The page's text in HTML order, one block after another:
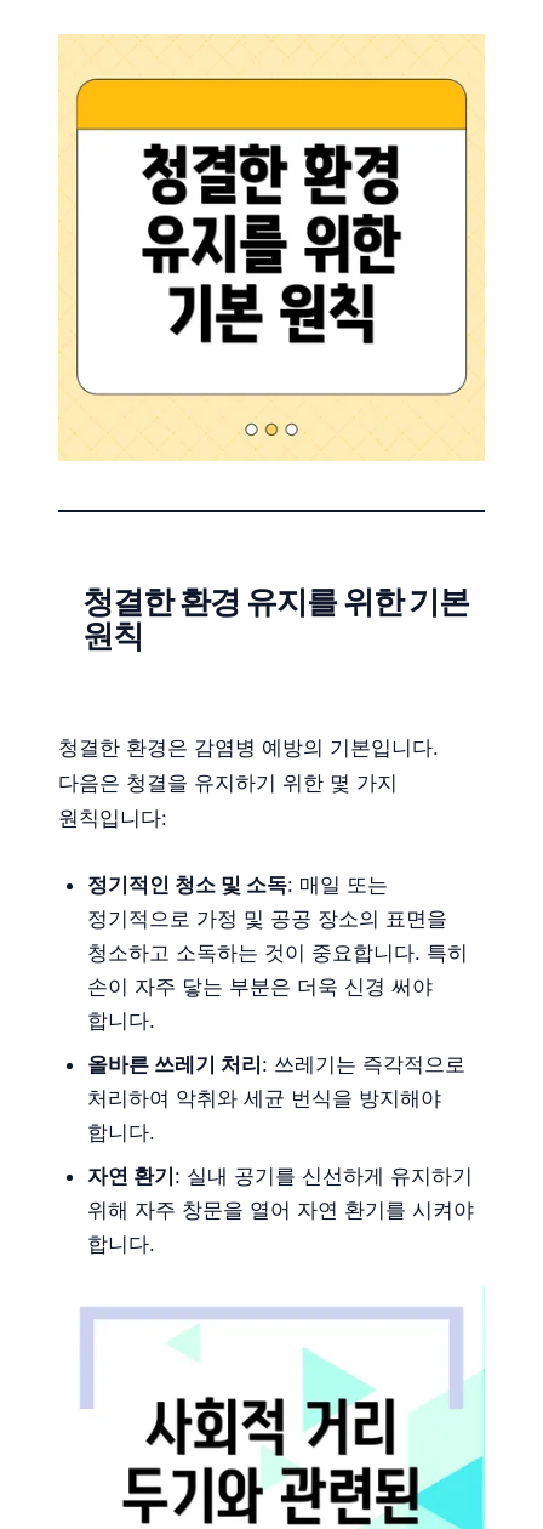
청결한 환경 유지를 위한 기본
원칙
청결한 환경은 감염병 예방의 기본입니다.
다음은 청결을 유지하기 위한 몇 가지
원칙입니다:
정기적인 청소 및 소독: 매일 또는
정기적으로 가정 및 공공 장소의 표면을
청소하고 소독하는 것이 중요합니다. 특히
손이 자주 닿는 부분은 더욱 신경 써야
합니다.
올바른 쓰레기 처리: 쓰레기는 즉각적으로
처리하여 악취와 세균 번식을 방지해야
합니다.
자연 환기: 실내 공기를 신선하게 유지하기
위해 자주 창문을 열어 자연 환기를 시켜야
합니다.